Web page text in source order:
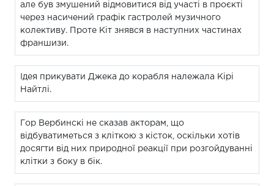
але був змушений відмовитися від участі в проєкті
через насичений графік гастролей музичного
колективу. Проте Кіт знявся в наступних частинах
франшизи.
Ідея прикувати Джека до корабля належала Кірі
Найтлі.
Гор Вербинскі не сказав акторам, що
відбуватиметься з кліткою з кісток, оскільки хотів
досягти від них природної реакції при розгойдуванні
клітки з боку в бік.